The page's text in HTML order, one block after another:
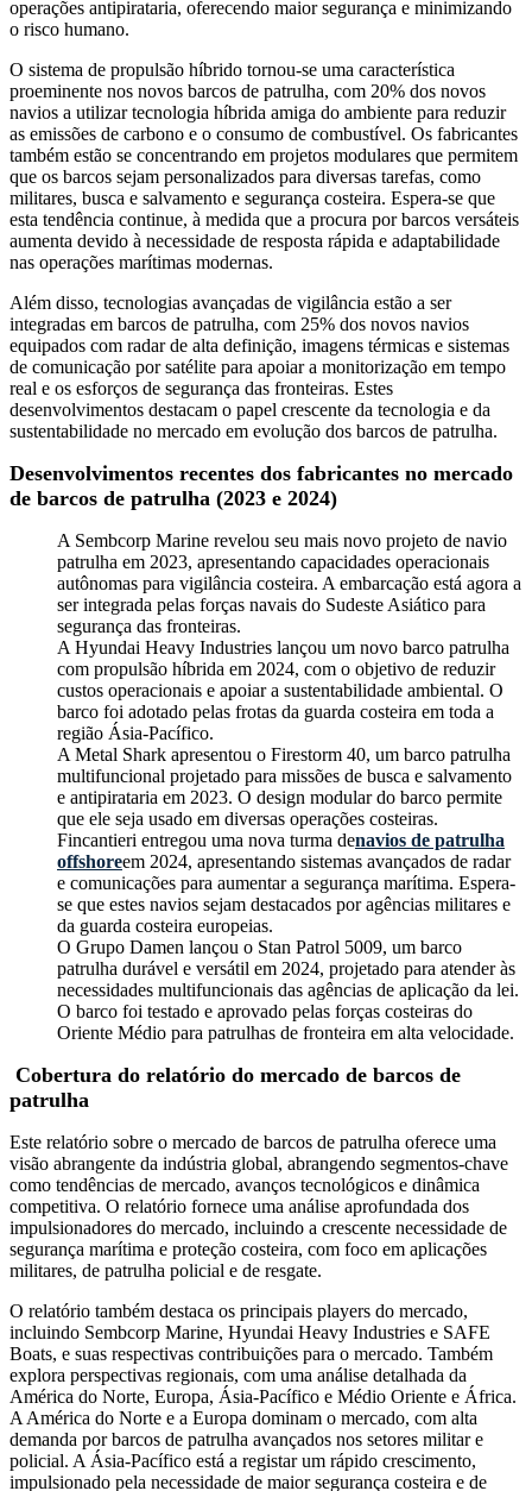
operações antipirataria, oferecendo maior segurança e minimizando
o risco humano.
O sistema de propulsão híbrido tornou-se uma característica
proeminente nos novos barcos de patrulha, com 20% dos novos
navios a utilizar tecnologia híbrida amiga do ambiente para reduzir
as emissões de carbono e o consumo de combustível. Os fabricantes
também estão se concentrando em projetos modulares que permitem
que os barcos sejam personalizados para diversas tarefas, como
militares, busca e salvamento e segurança costeira. Espera-se que
esta tendência continue, à medida que a procura por barcos versáteis
aumenta devido à necessidade de resposta rápida e adaptabilidade
nas operações marítimas modernas.
Além disso, tecnologias avançadas de vigilância estão a ser
integradas em barcos de patrulha, com 25% dos novos navios
equipados com radar de alta definição, imagens térmicas e sistemas
de comunicação por satélite para apoiar a monitorização em tempo
real e os esforços de segurança das fronteiras. Estes
desenvolvimentos destacam o papel crescente da tecnologia e da
sustentabilidade no mercado em evolução dos barcos de patrulha.
Desenvolvimentos recentes dos fabricantes no mercado
de barcos de patrulha (2023 e 2024)
A Sembcorp Marine revelou seu mais novo projeto de navio
patrulha em 2023, apresentando capacidades operacionais
autônomas para vigilância costeira. A embarcação está agora a
ser integrada pelas forças navais do Sudeste Asiático para
segurança das fronteiras.
A Hyundai Heavy Industries lançou um novo barco patrulha
com propulsão híbrida em 2024, com o objetivo de reduzir
custos operacionais e apoiar a sustentabilidade ambiental. O
barco foi adotado pelas frotas da guarda costeira em toda a
região Ásia-Pacífico.
A Metal Shark apresentou o Firestorm 40, um barco patrulha
multifuncional projetado para missões de busca e salvamento
e antipirataria em 2023. O design modular do barco permite
que ele seja usado em diversas operações costeiras.
Fincantieri entregou uma nova turma denavios de patrulha
offshoreem 2024, apresentando sistemas avançados de radar
e comunicações para aumentar a segurança marítima. Espera-
se que estes navios sejam destacados por agências militares e
da guarda costeira europeias.
O Grupo Damen lançou o Stan Patrol 5009, um barco
patrulha durável e versátil em 2024, projetado para atender às
necessidades multifuncionais das agências de aplicação da lei.
O barco foi testado e aprovado pelas forças costeiras do
Oriente Médio para patrulhas de fronteira em alta velocidade.
Cobertura do relatório do mercado de barcos de
patrulha
Este relatório sobre o mercado de barcos de patrulha oferece uma
visão abrangente da indústria global, abrangendo segmentos-chave
como tendências de mercado, avanços tecnológicos e dinâmica
competitiva. O relatório fornece uma análise aprofundada dos
impulsionadores do mercado, incluindo a crescente necessidade de
segurança marítima e proteção costeira, com foco em aplicações
militares, de patrulha policial e de resgate.
O relatório também destaca os principais players do mercado,
incluindo Sembcorp Marine, Hyundai Heavy Industries e SAFE
Boats, e suas respectivas contribuições para o mercado. Também
explora perspectivas regionais, com uma análise detalhada da
América do Norte, Europa, Ásia-Pacífico e Médio Oriente e África.
A América do Norte e a Europa dominam o mercado, com alta
demanda por barcos de patrulha avançados nos setores militar e
policial. A Ásia-Pacífico está a registar um rápido crescimento,
impulsionado pela necessidade de maior segurança costeira e de